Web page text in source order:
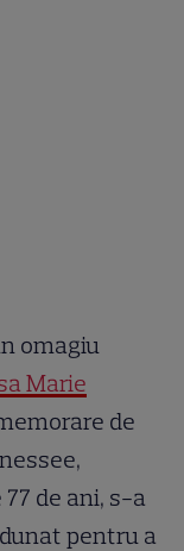
omagiu
Marie
de
de ani, s-a
pentru a